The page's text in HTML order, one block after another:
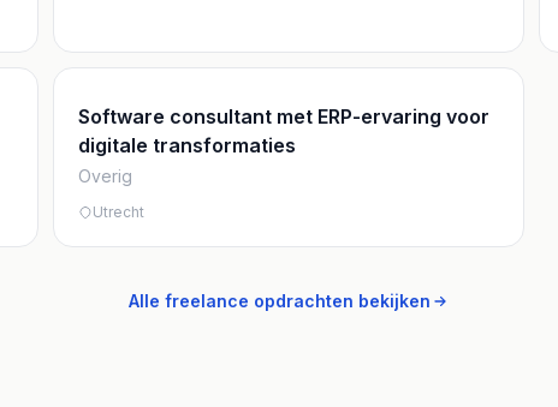
Software consultant met ERP-ervaring voor
digitale transformaties
Overig
Utrecht
Alle freelance opdrachten bekijken